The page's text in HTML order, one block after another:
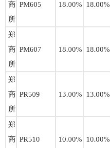
商
所
PM605 18.00% 18.00%
郑
商
所
PM607 18.00% 18.00%
郑
商
所
PR509 13.00% 13.00%
郑
商 PR510 10.00% 10.00%